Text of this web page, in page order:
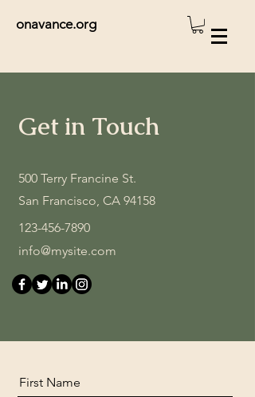
onavance.org
Get in Touch
500 Terry Francine St.
San Francisco, CA 94158
123-456-7890
info@mysite.com
First Name